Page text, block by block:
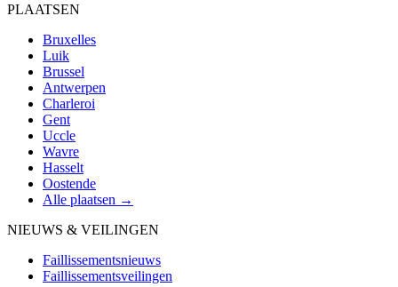
PLAATSEN
Bruxelles
Luik
Brussel
Antwerpen
Charleroi
Gent
Uccle
Wavre
Hasselt
Oostende
Alle plaatsen →
NIEUWS & VEILINGEN
Faillissementsnieuws
Faillissementsveilingen